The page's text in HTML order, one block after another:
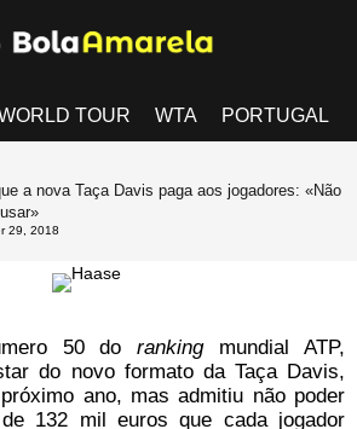
TOUR WTA PORTUGAL
a nova Taça Davis paga aos jogadores: «Não
29, 2018
50 dorankingmundial ATP,
do novo formato da Taça Davis,
ano, mas admitiu não poder
132 mil euros que cada jogador